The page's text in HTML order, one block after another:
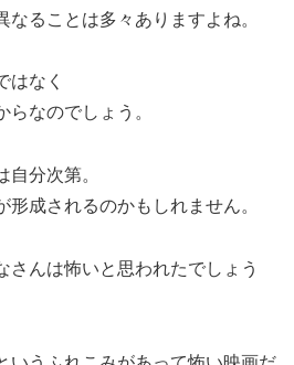
ることは多々ありますよね。
はなく
らなのでしょう。
自分次第。
形成されるのかもしれません。
さんは怖いと思われたでしょう